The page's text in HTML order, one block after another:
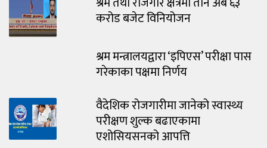
करोड बजेट विनियोजन
श्रम मन्त्रालयद्वारा ‘इपिएस’ परीक्षा पास
गरेकाका पक्षमा निर्णय
वैदेशिक रोजगारीमा जानेको स्वास्थ्य
परीक्षण शुल्क बढाएकामा
एशोसियसनको आपत्ति